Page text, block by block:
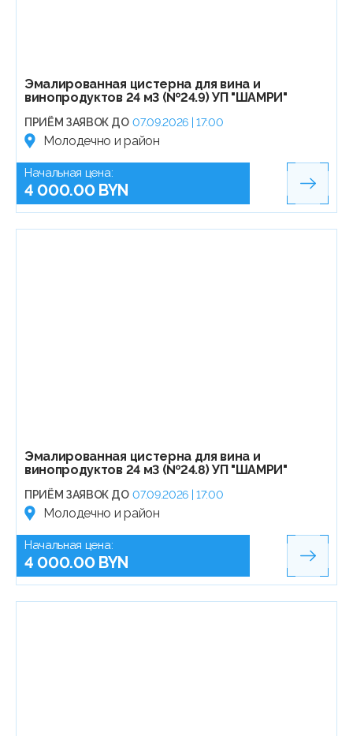
Эмалированная цистерна для вина и
винопродуктов 24 м3 (№24.9) УП "ШАМРИ"
ПРИЁМ ЗАЯВОК ДО 07.09.2026 | 17:00
Молодечно и район
Начальная цена:
4 000.00 BYN
Эмалированная цистерна для вина и
винопродуктов 24 м3 (№24.8) УП "ШАМРИ"
ПРИЁМ ЗАЯВОК ДО 07.09.2026 | 17:00
Молодечно и район
Начальная цена:
4 000.00 BYN